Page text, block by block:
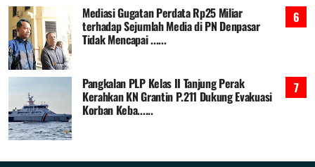
Mediasi Gugatan Perdata Rp25 Miliar
terhadap Sejumlah Media di PN Denpasar
Tidak Mencapai ......
Pangkalan PLP Kelas II Tanjung Perak
Kerahkan KN Grantin P.211 Dukung Evakuasi
Korban Keba......